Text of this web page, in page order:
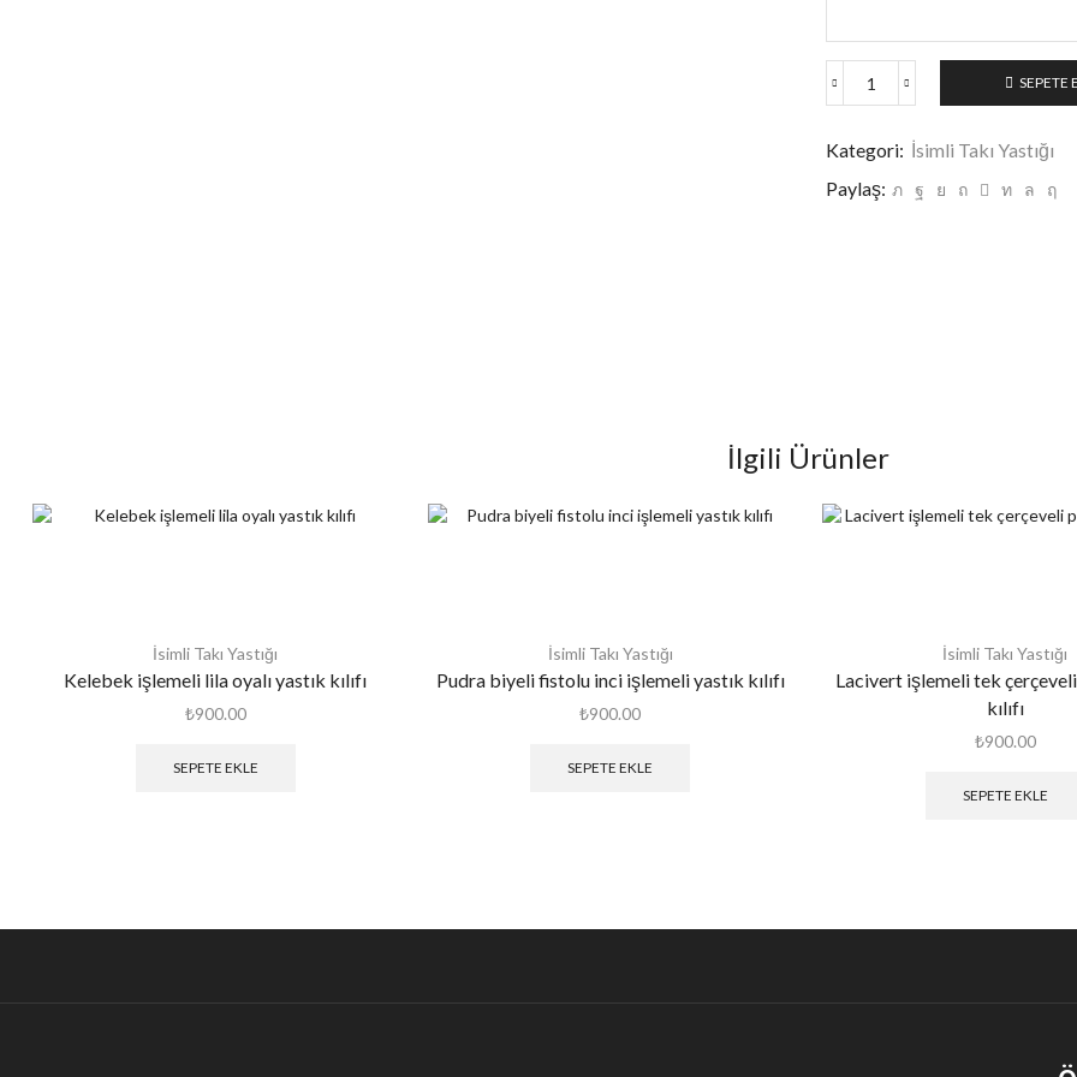
SEPETE
Kategori: İsimli Takı Yastığı
Paylaş:
İlgili Ürünler
İsimli Takı Yastığı
Kelebek işlemeli lila oyalı yastık kılıfı
₺900.00
SEPETE EKLE
İsimli Takı Yastığı
Pudra biyeli fistolu inci işlemeli yastık kılıfı
₺900.00
SEPETE EKLE
İsimli Takı Yastığı
Lacivert işlemeli tek
kılıfı
₺900.00
SEPETE EKLE